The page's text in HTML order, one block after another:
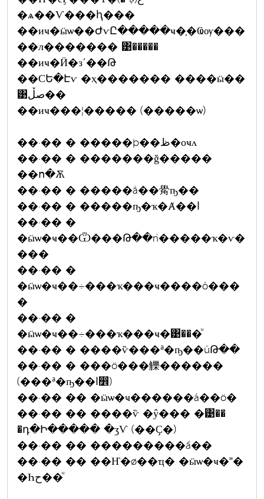
�ѧ��Ѵ���ԧ���
��иҹ�ӹѡ��ԺѵԸ�����ҹ�֧�Ҩѹ���
��л������� ͹�����
��иҹ�Ӥ�зʹ��Թ
��СԵ�Էѵ �ҳ������� ����ӹ��
͹صڵ��
��иҹ���¦����� (�����ѡ)
��·�� � �����þ��ظ�оҹᴧ
��·�� � �������ǧ�����
��ո�Ѫ
��·�� � �����â��觷ҧ��
��·�� � �����ҧ�ҡ�Ⱥ��ا
��·�� �
�ӹѡ�ҹ��Ѿ���Թ��ǹ�����ҡ�ѵ�
���
��·�� �
�ӹѡ�ҹ��÷���ҡ���ҹ����ó���
�
��·�� �
�ӹѡ�ҹ��÷���ҡ���ҹ�͹���ͧ
��·�� � ����ѷ���ª�ҧ��úԹ��
��·�� � ���ö���觻������
(���ª�ҧ��ا෾)
��·�� �� �ӹѡ�ҹ������á��ö�
��·�� �� ����ѷ �ŷ��� �͹��
�դ�Ի����� �ӡѴ (��Ҫ�)
��·�� �� ���������ầ��
��·�� �� ��Ҥ�ø��ҵ� �ӹѡ�ҹ�˭�
�Һح��ͧ